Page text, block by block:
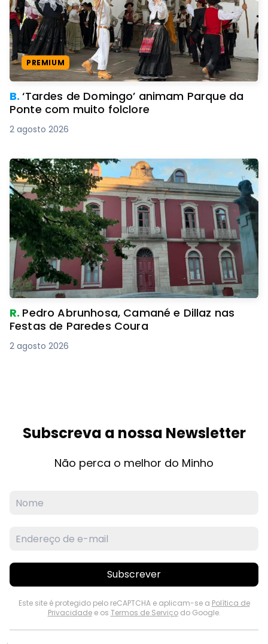
PREMIUM
B.‘Tardes de Domingo’ animam Parque da
Ponte com muito folclore
2 agosto 2026
R. Pedro Abrunhosa, Camané e Dillaz nas
Festas de Paredes Coura
2 agosto 2026
Subscreva a nossa Newsletter
Não perca o melhor do Minho
Subscrever
Este site é protegido pelo reCAPTCHA e aplicam-se a Política de
Privacidadee os Termos de Serviçodo Google.